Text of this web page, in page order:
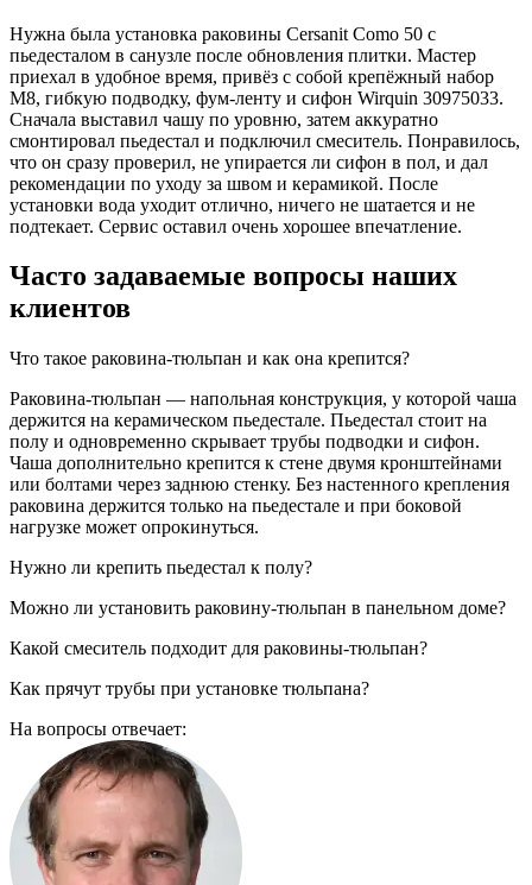
Нужна была установка раковины Cersanit Como 50 с
пьедесталом в санузле после обновления плитки. Мастер
приехал в удобное время, привёз с собой крепёжный набор
M8, гибкую подводку, фум-ленту и сифон Wirquin 30975033.
Сначала выставил чашу по уровню, затем аккуратно
смонтировал пьедестал и подключил смеситель. Понравилось,
что он сразу проверил, не упирается ли сифон в пол, и дал
рекомендации по уходу за швом и керамикой. После
установки вода уходит отлично, ничего не шатается и не
подтекает. Сервис оставил очень хорошее впечатление.
Часто задаваемые вопросы наших
клиентов
Что такое раковина-тюльпан и как она крепится?
Раковина-тюльпан — напольная конструкция, у которой чаша
держится на керамическом пьедестале. Пьедестал стоит на
полу и одновременно скрывает трубы подводки и сифон.
Чаша дополнительно крепится к стене двумя кронштейнами
или болтами через заднюю стенку. Без настенного крепления
раковина держится только на пьедестале и при боковой
нагрузке может опрокинуться.
Нужно ли крепить пьедестал к полу?
Можно ли установить раковину-тюльпан в панельном доме?
Какой смеситель подходит для раковины-тюльпан?
Как прячут трубы при установке тюльпана?
На вопросы отвечает: